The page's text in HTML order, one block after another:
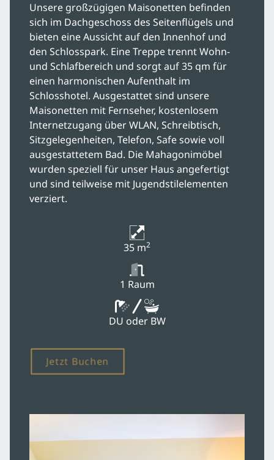
Übernachten & Angebote
Zimmer & Suiten
Angebote
Feiern & Tagen
Fürstlich Feiern
Romantisch Heiraten
Kulinarik
Unsere großzügigen Maisonetten befinden
sich im Dachgeschoss des Seitenflügels und
bieten eine Aussicht auf den Innenhof und
den Schlosspark. Eine Treppe trennt Wohn-
und Schlafbereich und sorgt auf 35 qm für
einen harmonischen Aufenthalt im
Schlosshotel. Ausgestattet sind unsere
Maisonetten mit Fernseher, kostenlosem
Internetzugang über WLAN, Schreibtisch,
Sitzgelegenheiten, Telefon, Safe sowie voll
ausgestattetem Bad. Die Mahagonimöbel
wurden speziell für unser Haus angefertigt
und sind teilweise mit Jugendstilelementen
verziert.
35 m2
1 Raum
DU oder BW
Jetzt Buchen